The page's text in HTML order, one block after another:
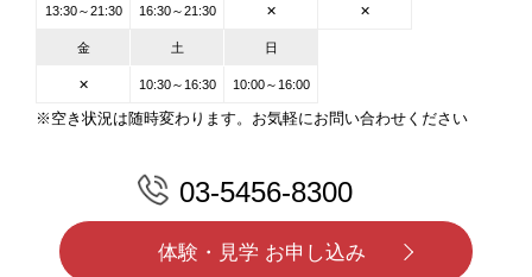
13:30～21:30 16:30～21:30 ✕ ✕
金 土 日
✕ 10:30～16:30 10:00～16:00
※空き状況は随時変わります。お気軽にお問い合わせください
03-5456-8300
体験・見学 お申し込み